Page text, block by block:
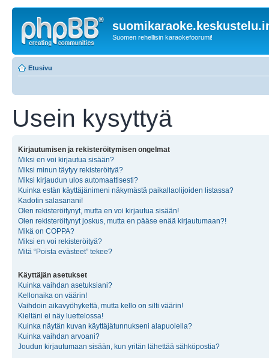
Suomen rehellisin karaokefoorumi!
Etusivu
Usein kysyttyä
Kirjautumisen ja rekisteröitymisen ongelmat
Miksi en voi kirjautua sisään?
Miksi minun täytyy rekisteröityä?
Miksi kirjaudun ulos automaattisesti?
Kuinka estän käyttäjänimeni näkymästä paikallaolijoiden listassa?
Kadotin salasanani!
Olen rekisteröitynyt, mutta en voi kirjautua sisään!
Olen rekisteröitynyt joskus, mutta en pääse enää kirjautumaan?!
Mikä on COPPA?
Miksi en voi rekisteröityä?
Mitä “Poista evästeet” tekee?
Käyttäjän asetukset
Kuinka vaihdan asetuksiani?
Kellonaika on väärin!
Vaihdoin aikavyöhykettä, mutta kello on silti väärin!
Kieltäni ei näy luettelossa!
Kuinka näytän kuvan käyttäjätunnukseni alapuolella?
Kuinka vaihdan arvoani?
Joudun kirjautumaan sisään, kun yritän lähettää sähköpostia?